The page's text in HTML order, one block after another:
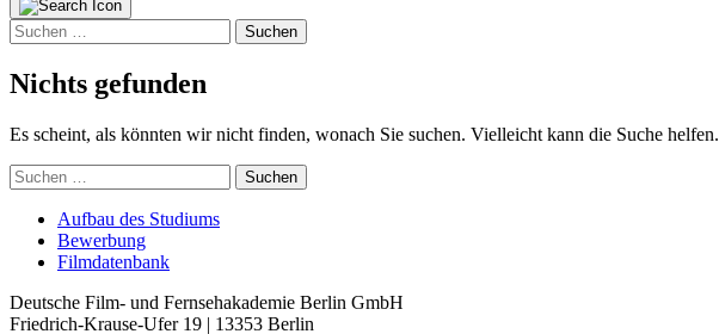
Suchen
nach:
Nichts gefunden
Es scheint, als könnten wir nicht finden, wonach Sie suchen. Vielleicht kann die Suche helfen.
Suchen
nach:
Auf­bau des Stu­di­ums
Bewer­bung
Film­da­ten­bank
Deutsche Film- und Fernseh­akademie Berlin GmbH
Friedrich-Krause-Ufer 19 | 13353 Berlin